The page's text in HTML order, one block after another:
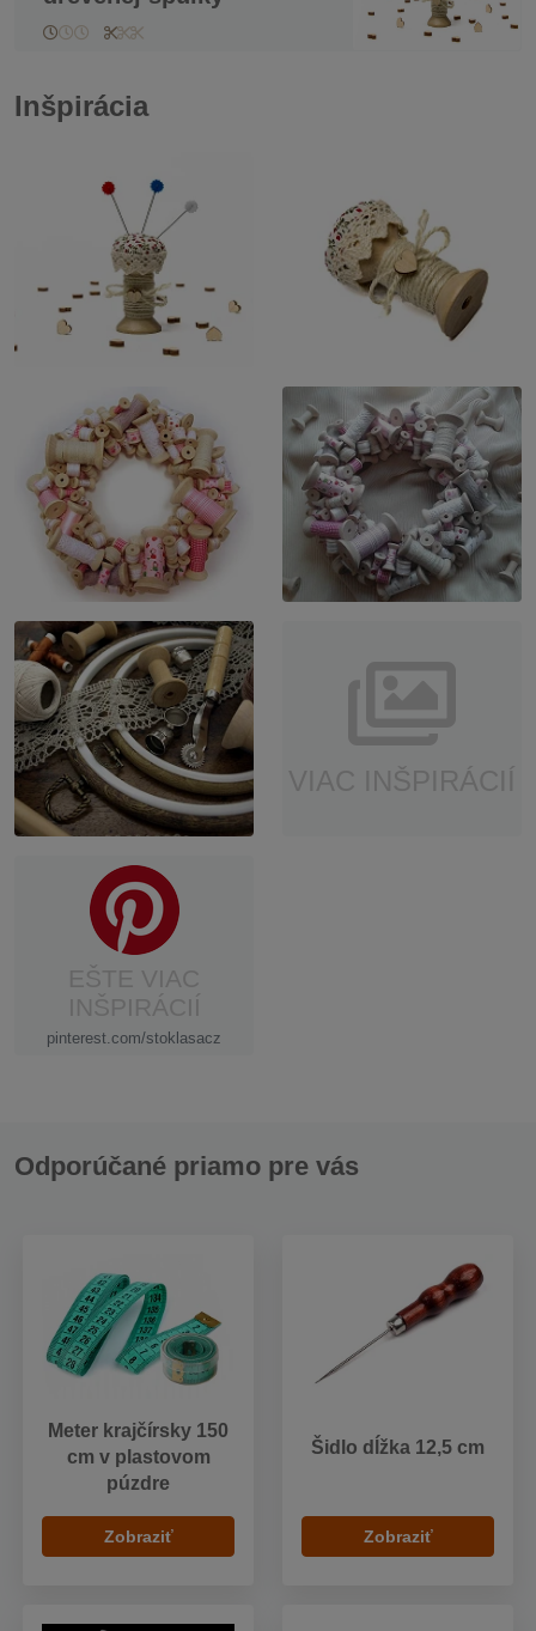
Inšpirácia
pinterest.com/stoklasacz
Odporúčané priamo pre vás
Meter krajčírsky 150
cm v plastovom
púzdre
Zobraziť
Šidlo dĺžka 12,5 cm
Zobraziť